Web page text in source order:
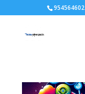
954564602